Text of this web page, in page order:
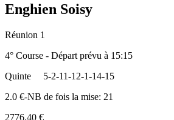
Enghien Soisy
Réunion 1
4° Course - Départ prévu à 15:15
Quinte
5-2-11-12-1-14-15
2.0 €-NB de fois la mise: 21
2776.40 €